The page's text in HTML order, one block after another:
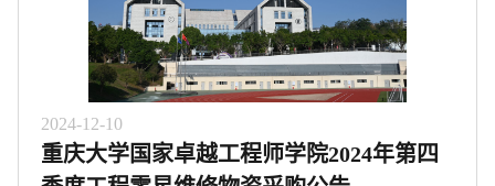
2024-12-10
重庆大学国家卓越工程师学院2024年第四